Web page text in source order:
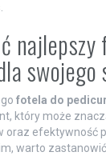
najlepszy
swojego
fotela do
który może
oraz efektywność
warto zastanowić